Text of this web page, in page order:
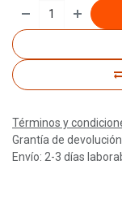
Términos y
Grantía de
Envío: 2-3 días